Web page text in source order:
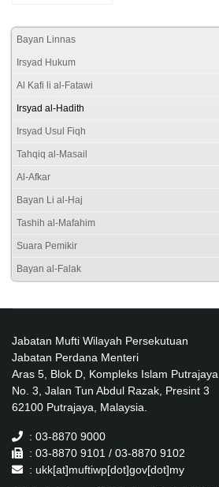
Bayan Linnas
Irsyad Hukum
Al Kafi li al-Fatawi
Irsyad al-Hadith
Irsyad Usul Fiqh
Tahqiq al-Masail
Al-Afkar
Bayan Li al-Haj
Tashih al-Mafahim
Suara Pemikir
Bayan al-Falak
Jabatan Mufti Wilayah Persekutuan
Jabatan Perdana Menteri
Aras 5, Blok D, Kompleks Islam Putrajaya
No. 3, Jalan Tun Abdul Razak, Presint 3
62100 Putrajaya, Malaysia.
: 03-8870 9000
: 03-8870 9101 / 03-8870 9102
: ukk[at]muftiwp[dot]gov[dot]my